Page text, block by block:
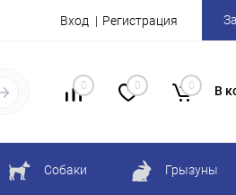
Вход Регистрация
0 0 0 В
Собаки Грызуны